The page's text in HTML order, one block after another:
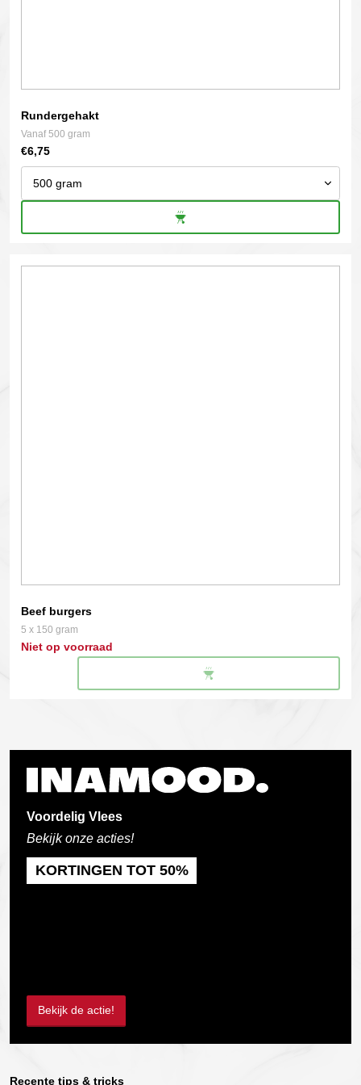
Rundergehakt
Vanaf 500 gram
€6,75
Beef burgers
5 x 150 gram
Niet op voorraad
Voordelig Vlees
Bekijk onze acties!
KORTINGEN TOT 50%
Bekijk de actie!
Recente tips & tricks